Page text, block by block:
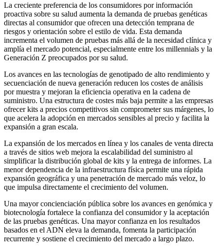
La creciente preferencia de los consumidores por información
proactiva sobre su salud aumenta la demanda de pruebas genéticas
directas al consumidor que ofrecen una detección temprana de
riesgos y orientación sobre el estilo de vida. Esta demanda
incrementa el volumen de pruebas más allá de la necesidad clínica y
amplía el mercado potencial, especialmente entre los millennials y la
Generación Z preocupados por su salud.
Los avances en las tecnologías de genotipado de alto rendimiento y
secuenciación de nueva generación reducen los costes de análisis
por muestra y mejoran la eficiencia operativa en la cadena de
suministro. Una estructura de costes más baja permite a las empresas
ofrecer kits a precios competitivos sin comprometer sus márgenes, lo
que acelera la adopción en mercados sensibles al precio y facilita la
expansión a gran escala.
La expansión de los mercados en línea y los canales de venta directa
a través de sitios web mejora la escalabilidad del suministro al
simplificar la distribución global de kits y la entrega de informes. La
menor dependencia de la infraestructura física permite una rápida
expansión geográfica y una penetración de mercado más veloz, lo
que impulsa directamente el crecimiento del volumen.
Una mayor concienciación pública sobre los avances en genómica y
biotecnología fortalece la confianza del consumidor y la aceptación
de las pruebas genéticas. Una mayor confianza en los resultados
basados ​​en el ADN eleva la demanda, fomenta la participación
recurrente y sostiene el crecimiento del mercado a largo plazo.